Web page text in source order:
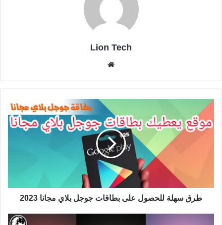
Lion Tech
طرق سهلة للحصول على بطاقات جوجل بلاي مجانا 2023